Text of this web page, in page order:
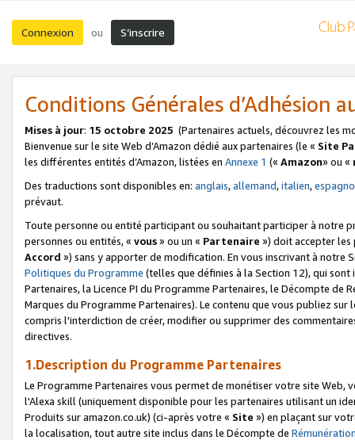
Connexion ou S’inscrire
Conditions Générales d’Adhésion
Mises à jour: 15 octobre 2025 (Partenaires actuels, découvrez les
Bienvenue sur le site Web d’Amazon dédié aux partenaires (le « Site
les différentes entités d’Amazon, listées en Annexe 1 (« Amazon» ou «
Des traductions sont disponibles en: anglais,allemand,italien,
prévaut.
Toute personne ou entité participant ou souhaitant participer à notre
personnes ou entités, « vous» ou un « Partenaire ») doit accepter les
Accord ») sans y apporter de modification. En vous inscrivant à notre
Politiques du Programme (telles que définies à la Section 12), qui
Partenaires, la Licence PI du Programme Partenaires, le Décompte de
Marques du Programme Partenaires). Le contenu que vous publiez
compris l'interdiction de créer, modifier ou supprimer des
directives.
1.Description du Programme Partenaires
Le Programme Partenaires vous permet de monétiser votre site Web,
l'Alexa skill (uniquement disponible pour les partenaires utilisant un
Produits sur amazon.co.uk) (ci-après votre « Site ») en plaçant sur
la localisation, tout autre site inclus dans le Décompte de